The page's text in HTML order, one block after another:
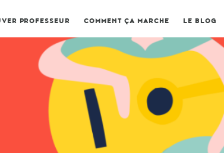
PROFESSEUR COMMENT ÇA MARCHE LE BLOG